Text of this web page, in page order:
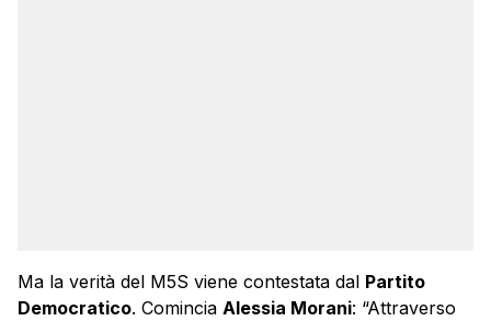
Ma la verità del M5S viene contestata dal Partito
Democratico. Comincia Alessia Morani: “Attraverso